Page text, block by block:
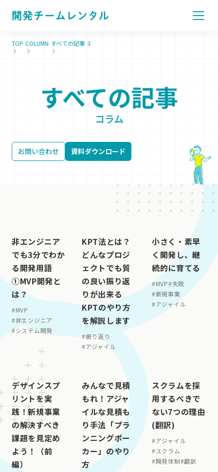
TOP COLUMN すべての記事 3
すべての記事
コラム
お問い合わせ 資料ダウンロード
非エンジニア
でも3分でわか
る開発用語
①MVP開発と
は？
#MVP
#非エンジニア
#システム開発
KPT法とは？
どんなプロジ
ェクトでも質
の良い振り返
りが出来る
KPTのやり方
を解説します
#振り返り
#アジャイル
小さく・素早
く開発し、継
続的に育てる
#MVP#失敗
#新規事業
#アジャイル
デザインスプ
リントを実
践！新規事業
の解決すべき
課題を見定め
よう！（前
編）
みんなで見積
もれ！アジャ
イルな見積も
り手法「プラ
ンニングポー
カー」のやり
方
スクラムを採
用するべきで
ない7つの理由
(翻訳)
#アジャイル
#スクラム
#開発体制#翻訳